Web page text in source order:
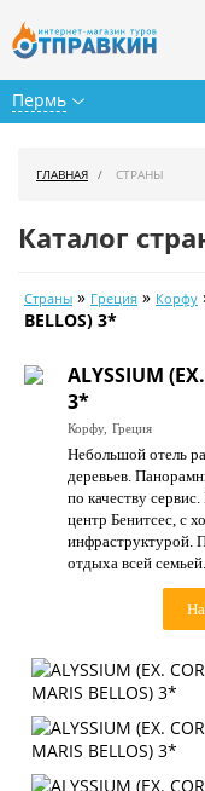
Пермь
Календарь туров
Цены дня
Страны
Как купить
О нас
Контакты
ГЛАВНАЯ СТРАНЫ
Каталог
Страны » Греция » Корфу
BELLOS) 3*
ALYSSIUM
3*
Корфу, Греция
Небольшой отель
деревьев.
по качеству
центр Бенитсес, с
инфраструктурой.
отдыха всей семьей.